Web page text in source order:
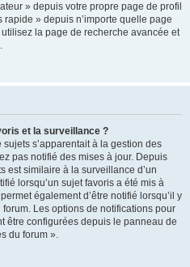
» depuis votre propre page de profil
» depuis n’importe quelle page
la page de recherche avancée et
et la surveillance ?
s’apparentait à la gestion des
pas notifié des mises à jour. Depuis
est similaire à la surveillance d’un
lorsqu’un sujet favoris a été mis à
également d’être notifié lorsqu’il y
Les options de notifications pour
être configurées depuis le panneau de
du forum ».